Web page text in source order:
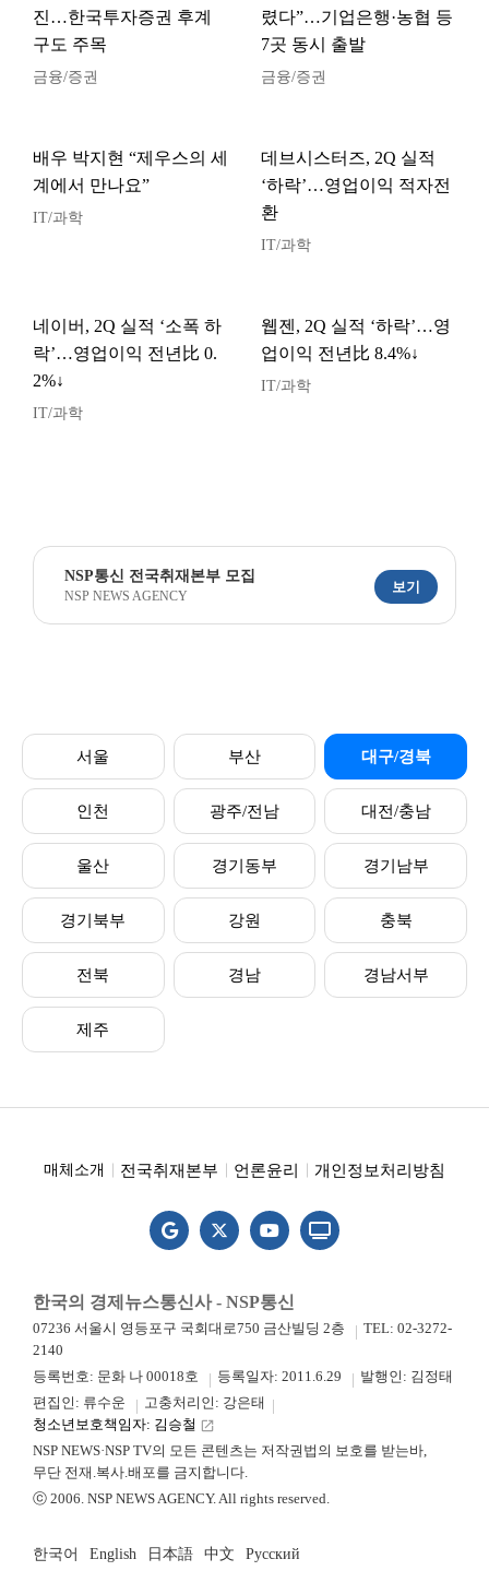
진…한국투자증권 후계
구도 주목
금융/증권
렸다”…기업은행·농협 등
7곳 동시 출발
금융/증권
배우 박지현 “제우스의 세
계에서 만나요”
IT/과학
데브시스터즈, 2Q 실적
‘하락’…영업이익 적자전
환
IT/과학
네이버, 2Q 실적 ‘소폭 하
락’…영업이익 전년比 0.
2%↓
IT/과학
웹젠, 2Q 실적 ‘하락’…영
업이익 전년比 8.4%↓
IT/과학
NSP통신 전국취재본부 모집
NSP NEWS AGENCY
보기
서울 부산 대구/경북
인천 광주/전남 대전/충남
울산 경기동부 경기남부
경기북부 강원 충북
전북 경남 경남서부
제주
매체소개 전국취재본부 언론윤리 개인정보처리방침
한국의 경제뉴스통신사 - NSP통신
07236 서울시 영등포구 국회대로750 금산빌딩 2층
TEL: 02-3272-
2140
등록번호: 문화 나 00018호
등록일자: 2011.6.29
발행인: 김정태
편집인: 류수운
고충처리인: 강은태
청소년보호책임자: 김승철 launch
NSP NEWS·NSP TV의 모든 콘텐츠는 저작권법의 보호를 받는바,
무단 전재.복사.배포를 금지합니다.
ⓒ 2006. NSP NEWS AGENCY. All rights reserved.
한국어 English 日本語 中文 Русский